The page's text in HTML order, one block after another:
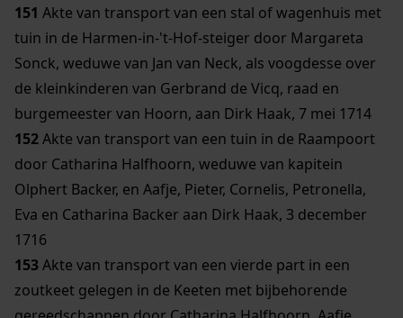
151 Akte van transport van een stal of wagenhuis met
tuin in de Harmen-in-'t-Hof-steiger door Margareta
Sonck, weduwe van Jan van Neck, als voogdesse over
de kleinkinderen van Gerbrand de Vicq, raad en
burgemeester van Hoorn, aan Dirk Haak, 7 mei 1714
152Akte van transport van een tuin in de Raampoort
door Catharina Halfhoorn, weduwe van kapitein
Olphert Backer, en Aafje, Pieter, Cornelis, Petronella,
Eva en Catharina Backer aan Dirk Haak, 3 december
1716
153Akte van transport van een vierde part in een
zoutkeet gelegen in de Keeten met bijbehorende